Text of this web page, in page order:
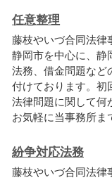
任意整理
藤枝やいづ合同法律
静岡市を中心に、静
法務、借金問題など
付けております。初
法律問題に関して何
お気軽に当事務所ま
紛争対応法務
藤枝やいづ合同法律